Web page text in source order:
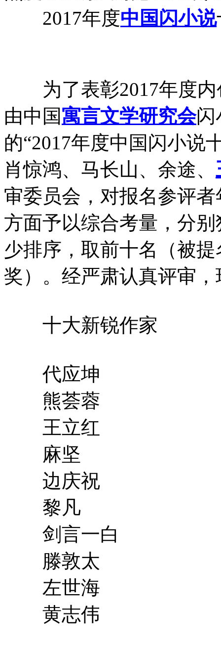
2017年度中国闪小说
为了表彰2017年度内
由中国寓言文学研究会闪
的“2017年度中国闪小说
肖惊鸿、马长山、余途、
审委员会，对报名参评
方面予以综合考量，分
少排序，取前十名（被
奖）。经严肃认真评审
十大新锐作家
代应坤
熊荟蓉
王立红
麻坚
边庆祝
黎凡
剑言一白
滕敦太
左世海
黄志伟